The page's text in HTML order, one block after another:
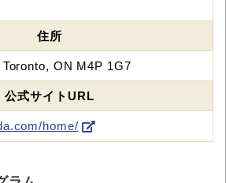
住所
ON M4P 1G7
公式サイトURL
home/